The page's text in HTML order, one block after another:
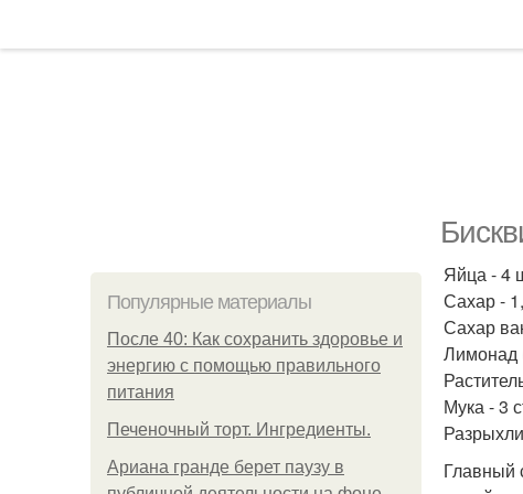
Популярные материалы
После 40: Как сохранить здоровье и
энергию с помощью правильного
питания
Печеночный торт. Ингредиенты.
Ариана гранде берет паузу в
Яйца - 4
Сахар -
Сахар
Лимонад
Мука - 3
Главный